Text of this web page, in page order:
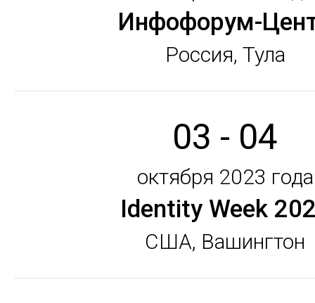
Инфофорум-
Россия, Тула
03 - 04
октября 2023 года
Identity Week
США, Вашингтон